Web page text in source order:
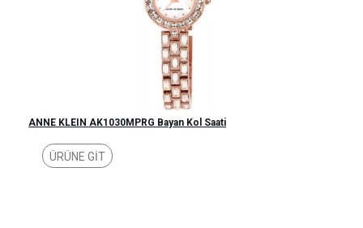
ANNE KLEIN AK1030MPRG Bayan Kol Saati
ÜRÜNE GİT